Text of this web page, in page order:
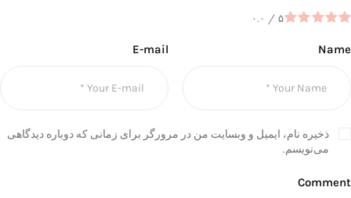
۰.۰ / ۵
Name
E-mail
ذخیره نام، ایمیل و وبسایت من در مرورگر برای زمانی که دوباره دیدگاهی
می‌نویسم.
Comment